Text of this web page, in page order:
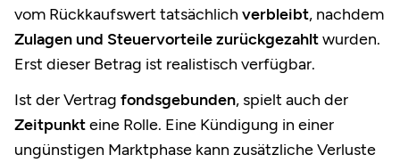
vom Rückkaufswert tatsächlich verbleibt, nachdem
Zulagen und Steuervorteilezurückgezahltwurden.
Erst dieser Betrag ist realistisch verfügbar.
Ist der Vertrag fondsgebunden, spielt auch der
Zeitpunkteine Rolle. Eine Kündigung in einer
ungünstigen Marktphase kann zusätzliche Verluste